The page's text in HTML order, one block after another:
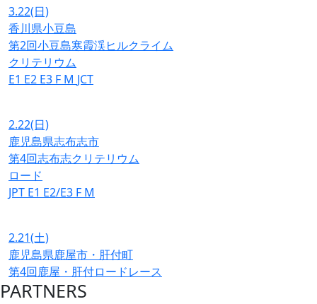
3.22(日)
香川県小豆島
第2回小豆島寒霞渓ヒルクライム
クリテリウム
E1 E2 E3 F M JCT
2.22(日)
鹿児島県志布志市
第4回志布志クリテリウム
ロード
JPT E1 E2/E3 F M
2.21(土)
鹿児島県鹿屋市・肝付町
第4回鹿屋・肝付ロードレース
PARTNERS